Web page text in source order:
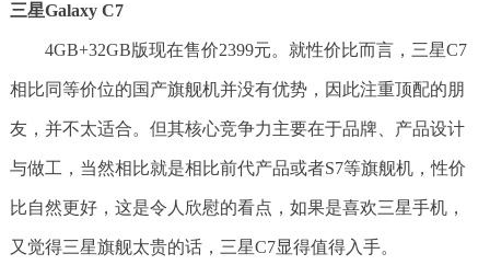
三星Galaxy C7
4GB+32GB版现在售价2399元。就性价比而言，三星C7
相比同等价位的国产旗舰机并没有优势，因此注重顶配的朋
友，并不太适合。但其核心竞争力主要在于品牌、产品设计
与做工，当然相比就是相比前代产品或者S7等旗舰机，性价
比自然更好，这是令人欣慰的看点，如果是喜欢三星手机，
又觉得三星旗舰太贵的话，三星C7显得值得入手。